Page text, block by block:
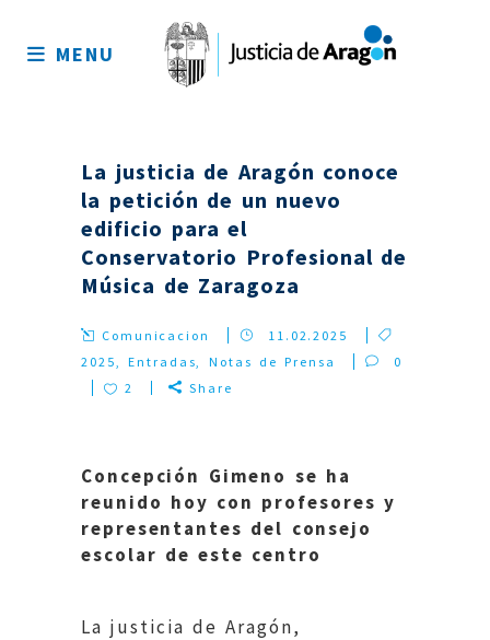
sitio
MENU
La justicia de Aragón conoce
la petición de un nuevo
edificio para el
Conservatorio Profesional de
Música de Zaragoza
Comunicacion
11.02.2025
2025,Entradas, Notas de Prensa
0
2
Share
Concepción Gimeno se ha
reunido hoy con profesores y
representantes del consejo
escolar de este centro
La justicia de Aragón,